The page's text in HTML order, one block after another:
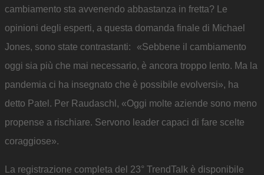
cambiamento sta avvenendo abbastanza in fretta? Le
opinioni degli esperti, a questa domanda finale di Michael
Jones, sono state contrastanti: «Sebbene il cambiamento
oggi sia più che mai necessario, è ancora troppo lento. Ma la
pandemia ci ha insegnato che è possibile evolversi», ha
detto Patel. Per Raudaschl, «Oggi molte aziende sono meno
propense a rischiare. Servono leader capaci di fare scelte
coraggiose».
La registrazione completa del 23° TrendTalk è disponibile